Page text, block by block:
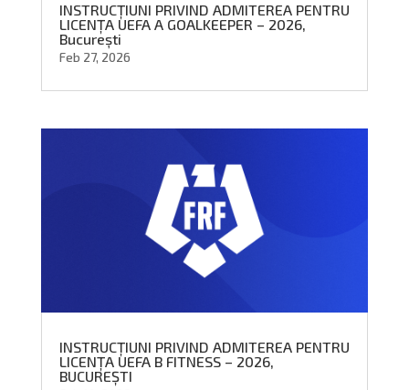
INSTRUCȚIUNI PRIVIND ADMITEREA PENTRU
LICENȚA UEFA A GOALKEEPER – 2026,
București
Feb 27, 2026
INSTRUCȚIUNI PRIVIND ADMITEREA PENTRU
LICENȚA UEFA B FITNESS – 2026,
BUCUREȘTI